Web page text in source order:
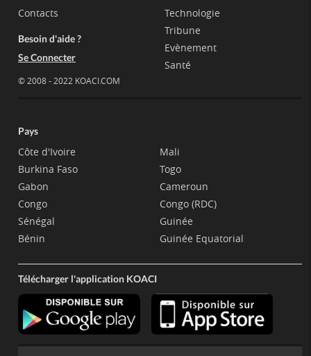
Contacts
Besoin d'aide ?
Se Connecter
© 2008 - 2022 KOACI.COM
Technologie
Tribune
Evènement
Santé
Pays
Côte d'Ivoire
Burkina Faso
Gabon
Congo
Sénégal
Bénin
Mali
Togo
Cameroun
Congo (RDC)
Guinée
Guinée Equatorial
Télécharger l'application KOACI